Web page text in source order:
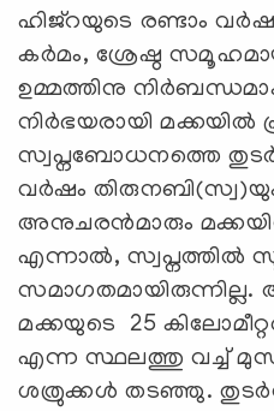
ഹിജ്‌റയുടെ രണ്ടാം
കര്‍മം, ശ്രേഷ്ഠ
ഉമ്മത്തിനു
നിര്‍ഭയരായി മക്കയില്‍
സ്വപ്നബോധനത്തെ
വര്‍ഷം തിരുനബി(സ്വ)യും
അനുചരന്‍മാരും
എന്നാല്‍, സ്വപ്നത്തില്‍
മക്കയുടെ 25
എന്ന സ്ഥലത്തു വച്ച്
ശത്രുക്കള്‍ തടഞ്ഞു.